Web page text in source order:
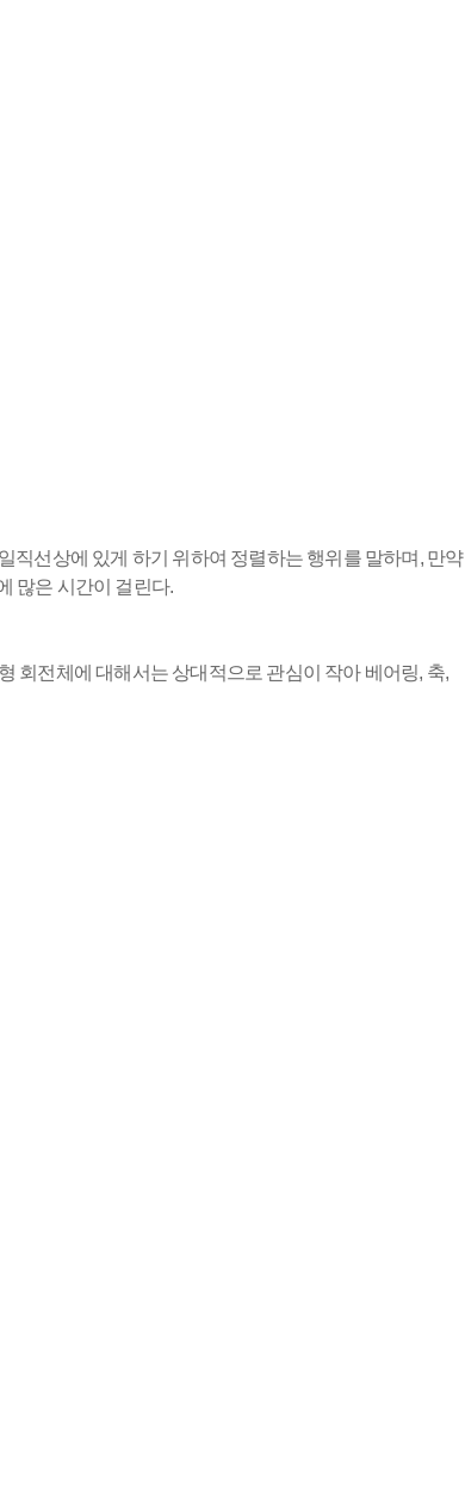
직선상에 있게 하기 위하여 정렬하는 행위를 말하며, 만약
많은 시간이 걸린다.
회전체에 대해서는 상대적으로 관심이 작아 베어링, 축,